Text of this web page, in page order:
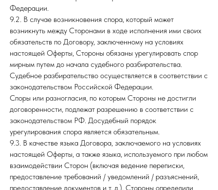
Федерации.
9.2. В случае возникновения спора, который может
возникнуть между Сторонами в ходе исполнения ими своих
обязательств по Договору, заключенному на условиях
настоящей Оферты, Стороны обязаны урегулировать спор
мирным путем до начала судебного разбирательства.
Судебное разбирательство осуществляется в соответствии с
законодательством Российской Федерации.
Споры или разногласия, по которым Стороны не достигли
договоренности, подлежат разрешению в соответствии с
законодательством РФ. Досудебный порядок
урегулирования спора является обязательным.
9.3. В качестве языка Договора, заключаемого на условиях
настоящей Оферты, а также языка, используемого при любом
взаимодействии Сторон (включая ведение переписки,
предоставление требований / уведомлений / разъяснений,
предоставление документов и т. д.), Стороны определили